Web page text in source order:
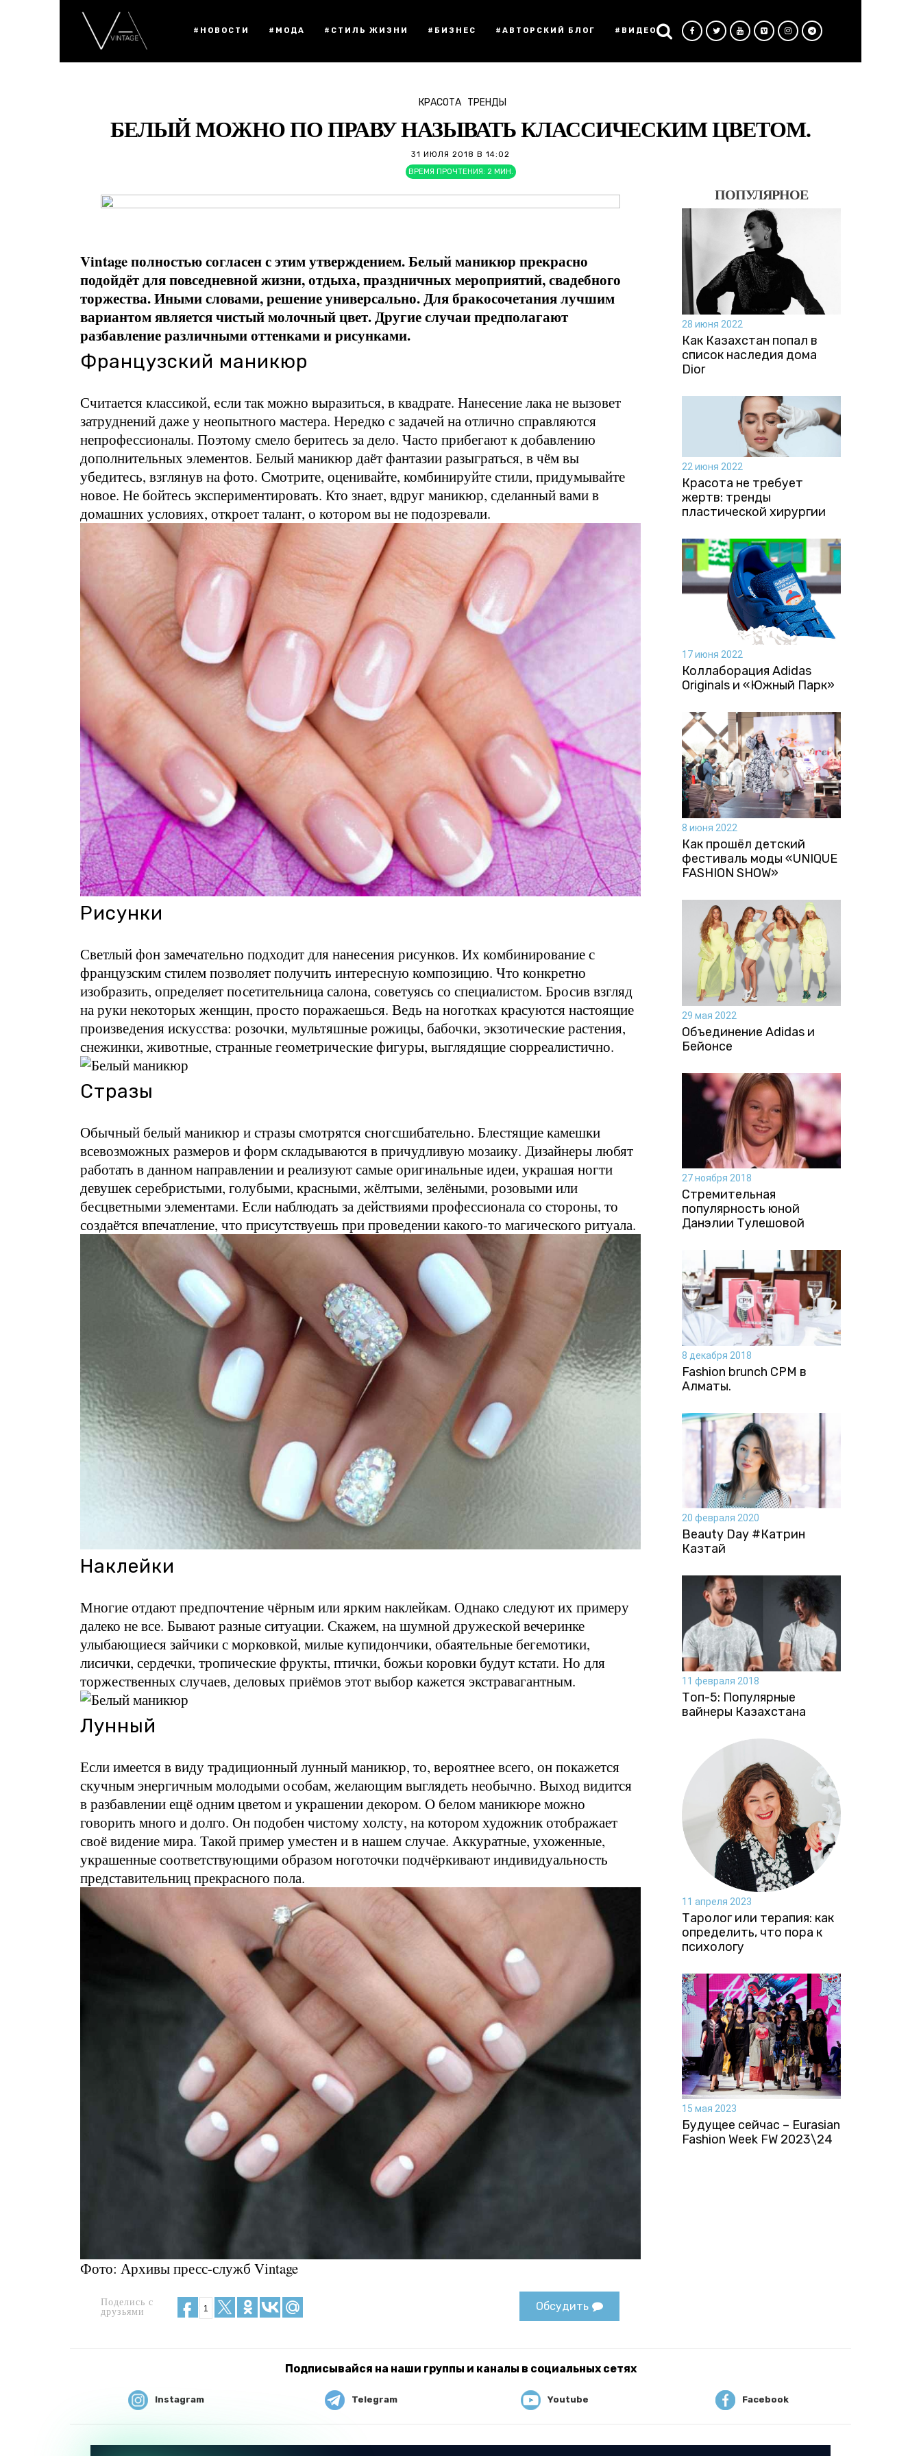
#НОВОСТИ #МОДА #СТИЛЬ ЖИЗНИ #БИЗНЕС #АВТОРСКИЙ БЛОГ #ВИДЕО
КРАСОТА ТРЕНДЫ
БЕЛЫЙ МОЖНО ПО ПРАВУ НАЗЫВАТЬ КЛАССИЧЕСКИМ ЦВЕТОМ.
31 ИЮЛЯ 2018 В 14:02
ВРЕМЯ ПРОЧТЕНИЯ: 2 МИН.
Vintage полностью согласен с этим утверждением. Белый маникюр прекрасно
подойдёт для повседневной жизни, отдыха, праздничных мероприятий, свадебного
торжества. Иными словами, решение универсально. Для бракосочетания лучшим
вариантом является чистый молочный цвет. Другие случаи предполагают
разбавление различными оттенками и рисунками.
Французский маникюр
Считается классикой, если так можно выразиться, в квадрате. Нанесение лака не вызовет
затруднений даже у неопытного мастера. Нередко с задачей на отлично справляются
непрофессионалы. Поэтому смело беритесь за дело. Часто прибегают к добавлению
дополнительных элементов. Белый маникюр даёт фантазии разыграться, в чём вы
убедитесь, взглянув на фото. Смотрите, оценивайте, комбинируйте стили, придумывайте
новое. Не бойтесь экспериментировать. Кто знает, вдруг маникюр, сделанный вами в
домашних условиях, откроет талант, о котором вы не подозревали.
Рисунки
Светлый фон замечательно подходит для нанесения рисунков. Их комбинирование с
французским стилем позволяет получить интересную композицию. Что конкретно
изобразить, определяет посетительница салона, советуясь со специалистом. Бросив взгляд
на руки некоторых женщин, просто поражаешься. Ведь на ноготках красуются настоящие
произведения искусства: розочки, мультяшные рожицы, бабочки, экзотические растения,
снежинки, животные, странные геометрические фигуры, выглядящие сюрреалистично.
Стразы
Обычный белый маникюр и стразы смотрятся сногсшибательно. Блестящие камешки
всевозможных размеров и форм складываются в причудливую мозаику. Дизайнеры любят
работать в данном направлении и реализуют самые оригинальные идеи, украшая ногти
девушек серебристыми, голубыми, красными, жёлтыми, зелёными, розовыми или
бесцветными элементами. Если наблюдать за действиями профессионала со стороны, то
создаётся впечатление, что присутствуешь при проведении какого-то магического ритуала.
Наклейки
Многие отдают предпочтение чёрным или ярким наклейкам. Однако следуют их примеру
далеко не все. Бывают разные ситуации. Скажем, на шумной дружеской вечеринке
улыбающиеся зайчики с морковкой, милые купидончики, обаятельные бегемотики,
лисички, сердечки, тропические фрукты, птички, божьи коровки будут кстати. Но для
торжественных случаев, деловых приёмов этот выбор кажется экстравагантным.
Лунный
Если имеется в виду традиционный лунный маникюр, то, вероятнее всего, он покажется
скучным энергичным молодыми особам, желающим выглядеть необычно. Выход видится
в разбавлении ещё одним цветом и украшении декором. О белом маникюре можно
говорить много и долго. Он подобен чистому холсту, на котором художник отображает
своё видение мира. Такой пример уместен и в нашем случае. Аккуратные, ухоженные,
украшенные соответствующими образом ноготочки подчёркивают индивидуальность
представительниц прекрасного пола.
Фото: Архивы пресс-служб Vintage
Поделись с
друзьями
1 Обсудить
ПОПУЛЯРНОЕ
28 июня 2022
Как Казахстан попал в
список наследия дома
Dior
22 июня 2022
Красота не требует
жертв: тренды
пластической хирургии
17 июня 2022
Коллаборация Аdidas
Originals и «Южный Парк»
8 июня 2022
Как прошёл детский
фестиваль моды «UNIQUE
FASHION SHOW»
29 мая 2022
Объединение Adidas и
Бейонсе
27 ноября 2018
Стремительная
популярность юной
Данэлии Тулешовой
8 декабря 2018
Fashion brunch CPM в
Алматы.
20 февраля 2020
Beauty Day #Катрин
Казтай
11 февраля 2018
Топ-5: Популярные
вайнеры Казахстана
11 апреля 2023
Таролог или терапия: как
определить, что пора к
психологу
15 мая 2023
Будущее сейчас – Eurasian
Fashion Week FW 2023\24
Подписывайся на наши группы и каналы в социальных сетях
Instagram Telegram Youtube Facebook